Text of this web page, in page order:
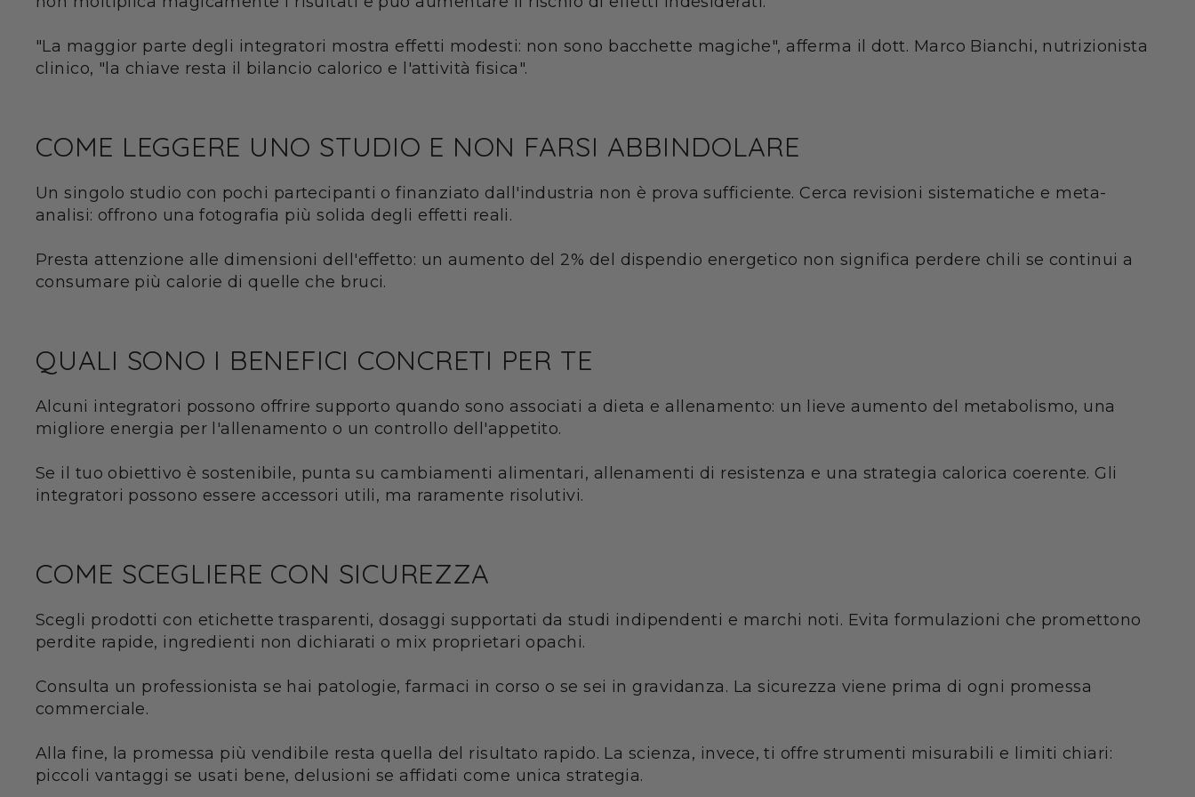
"La maggior parte degli integratori mostra effetti modesti: non sono bacchette magiche", afferma il dott. Marco Bianchi, nutrizionista
clinico, "la chiave resta il bilancio calorico e l'attività fisica".
COME LEGGERE UNO STUDIO E NON FARSI ABBINDOLARE
Un singolo studio con pochi partecipanti o finanziato dall'industria non è prova sufficiente. Cerca revisioni sistematiche e meta-
analisi: offrono una fotografia più solida degli effetti reali.
Presta attenzione alle dimensioni dell'effetto: un aumento del 2% del dispendio energetico non significa perdere chili se continui a
consumare più calorie di quelle che bruci.
QUALI SONO I BENEFICI CONCRETI PER TE
Alcuni integratori possono offrire supporto quando sono associati a dieta e allenamento: un lieve aumento del metabolismo, una
migliore energia per l'allenamento o un controllo dell'appetito.
Se il tuo obiettivo è sostenibile, punta su cambiamenti alimentari, allenamenti di resistenza e una strategia calorica coerente. Gli
integratori possono essere accessori utili, ma raramente risolutivi.
COME SCEGLIERE CON SICUREZZA
Scegli prodotti con etichette trasparenti, dosaggi supportati da studi indipendenti e marchi noti. Evita formulazioni che promettono
perdite rapide, ingredienti non dichiarati o mix proprietari opachi.
Consulta un professionista se hai patologie, farmaci in corso o se sei in gravidanza. La sicurezza viene prima di ogni promessa
commerciale.
Alla fine, la promessa più vendibile resta quella del risultato rapido. La scienza, invece, ti offre strumenti misurabili e limiti chiari:
piccoli vantaggi se usati bene, delusioni se affidati come unica strategia.